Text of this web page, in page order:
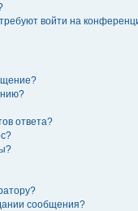
войти на
ответа?
сообщения?